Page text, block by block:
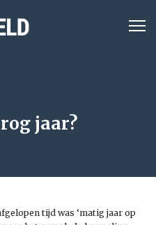
jaar?
tijd was ‘matig jaar op